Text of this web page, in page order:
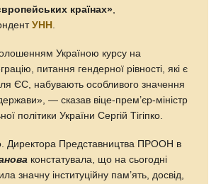
країнах»
УНН
Україною курсу на
питання гендерної рівності, які є
ЄС, набувають особливого значення
— сказав віце-прем’єр-міністр
політики України Сергій Тігіпко.
Директора Представництва ПРООН в
констатувала, що на сьогодні
значну інституційну пам’ять, досвід,